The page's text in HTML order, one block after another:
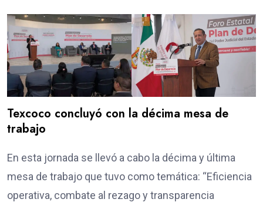
Texcoco concluyó con la décima mesa de
trabajo
En esta jornada se llevó a cabo la décima y última
mesa de trabajo que tuvo como temática: “Eficiencia
operativa, combate al rezago y transparencia